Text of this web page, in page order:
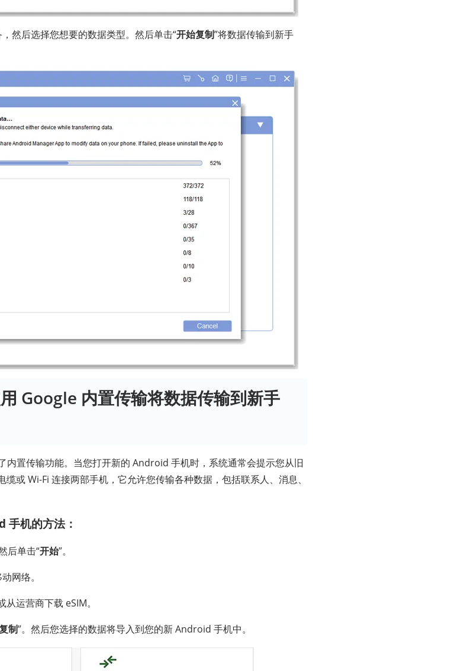
，然后选择您想要的数据类型。然后单击“开始复制”将数据传输到新手
Google 内置传输将数据传输到新手
置传输功能。当您打开新的 Android 手机时，系统通常会提示您从旧
或 Wi-Fi 连接两部手机，它允许您传输各种数据，包括联系人、消息、
手机的方法：
后单击“开始”。
网络。
运营商下载 eSIM。
制”。然后您选择的数据将导入到您的新 Android 手机中。